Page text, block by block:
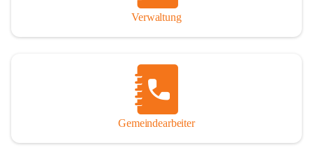
Verwaltung
Gemeindearbeiter